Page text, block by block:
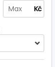
Kč